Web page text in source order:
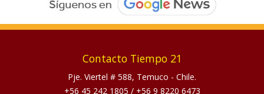
Contacto Tiempo 21
Pje. Viertel # 588, Temuco - Chile.
+56 45 242 1805 / +56 9 8220 6473